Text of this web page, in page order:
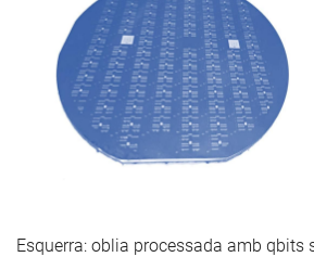
Esquerra: oblia processada amb qbits